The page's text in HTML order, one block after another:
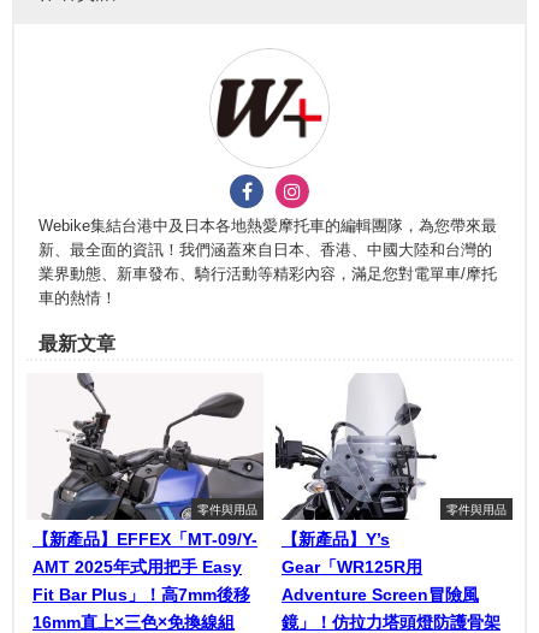
Webike集結台港中及日本各地熱愛摩托車的編輯團隊，為您帶來最
新、最全面的資訊！我們涵蓋來自日本、香港、中國大陸和台灣的
業界動態、新車發布、騎行活動等精彩內容，滿足您對電單車/摩托
車的熱情！
最新文章
零件與用品
【新產品】EFFEX「MT-09/Y-
AMT 2025年式用把手 Easy
Fit Bar Plus」！高7mm後移
16mm直上×三色×免換線組
零件與用品
【新產品】Y’s
Gear「WR125R用
Adventure Screen冒險風
鏡」！仿拉力塔頭燈防護骨架